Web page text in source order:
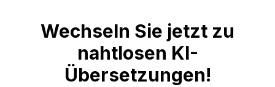
Wechseln Sie jetzt zu
nahtlosen KI-
Übersetzungen!